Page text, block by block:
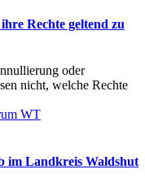
Rechte geltend zu
oder
nicht, welche Rechte
im Landkreis Waldshut